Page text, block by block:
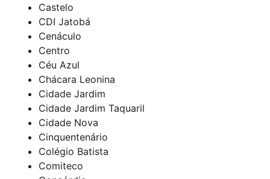
Castelo
CDI Jatobá
Cenáculo
Centro
Céu Azul
Chácara Leonina
Cidade Jardim
Cidade Jardim Taquaril
Cidade Nova
Cinquentenário
Colégio Batista
Comiteco